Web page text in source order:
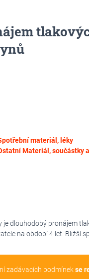
materiál, léky
Materiál, součástky
je dlouhodobý pronájem
na období 4 let. Bližší
zadávacích podmínekse